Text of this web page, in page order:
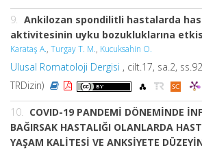
9. Ankilozan spondilitli hastalarda
aktivitesinin uyku bozukluklarına
Karataş A., Turgay T. M., Kucuksahin O.
Ulusal Romatoloji Dergisi , cilt.17, sa.2,
TRDizin)
10. COVID-19 PANDEMİ DÖNEMİNDE
BAĞIRSAK HASTALIĞI OLANLARDA
YAŞAM KALİTESİ VE ANKSİYETE